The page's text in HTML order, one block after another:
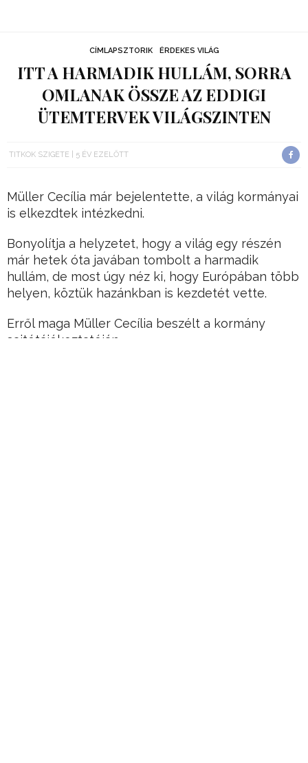
CÍMLAPSZTORIK ÉRDEKES VILÁG
ITT A HARMADIK HULLÁM, SORRA
OMLANAK ÖSSZE AZ EDDIGI
ÜTEMTERVEK VILÁGSZINTEN
TITKOK SZIGETE 5 ÉV EZELŐTT
Müller Cecília már bejelentette, a világ kormányai
is elkezdtek intézkedni.
Bonyolítja a helyzetet, hogy a világ egy részén
már hetek óta javában tombolt a harmadik
hullám, de most úgy néz ki, hogy Európában több
helyen, köztük hazánkban is kezdetét vette.
Erről maga Müller Cecília beszélt a kormány
sajtótájékoztatóján.